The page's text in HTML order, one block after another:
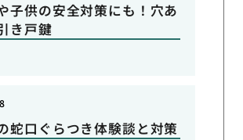
子供の安全対策にも！穴あ
き戸鍵
蛇口ぐらつき体験談と対策